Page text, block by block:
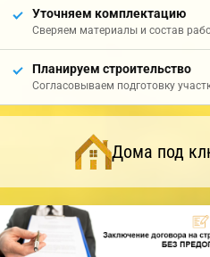
Уточняем комплектацию
Сверяем материалы и состав
Планируем строительство
Согласовываем подготовку
Дома под